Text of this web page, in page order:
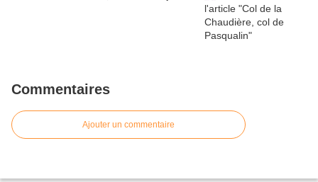
Commentaires
Ajouter un commentaire